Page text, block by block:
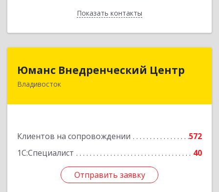
Показать контакты
Назад
Юманс Внедренческий Центр
Владивосток
Клиентов на сопровождении
572
1С:Специалист
40
Отправить заявку
Юманс Внедренческий Центр
690014, Приморский край, Владивосток г,
Отправить заявку